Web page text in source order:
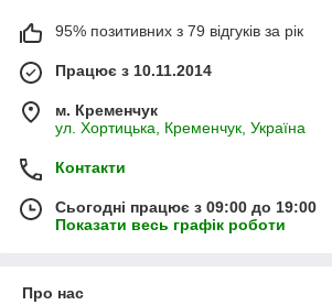
95% позитивних з 79 відгуків за рік
Працює з 10.11.2014
м. Кременчук
ул. Хортицька, Кременчук, Україна
Контакти
Сьогодні працює з 09:00 до 19:00
Показати весь графік роботи
Про нас